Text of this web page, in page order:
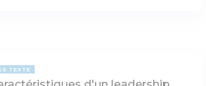
TEXTE